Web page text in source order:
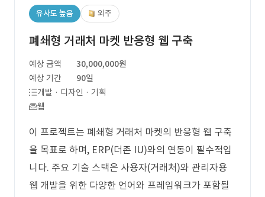
유사도 높음 외주
폐쇄형 거래처 마켓 반응형 웹 구축
예상 금액
30,000,000원
예상 기간
90일
개발 · 디자인 · 기획
웹
이 프로젝트는 폐쇄형 거래처 마켓의 반응형 웹 구축
을 목표로 하며, ERP(더존 IU)와의 연동이 필수적입
니다. 주요 기술 스택은 사용자(거래처)와 관리자용
웹 개발을 위한 다양한 언어와 프레임워크가 포함될